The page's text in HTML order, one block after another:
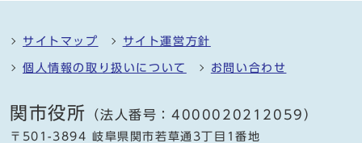
サイトマップ サイト運営方針
個人情報の取り扱いについて お問い合わせ
関市役所 （法人番号：4000020212059）
〒501-3894 岐阜県関市若草通3丁目1番地